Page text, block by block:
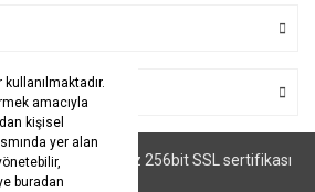
amacıyla
kişisel
yer alan
buradan
kartı bilgileriniz 256bit SSL sertifikası
ile korunmaktadır.